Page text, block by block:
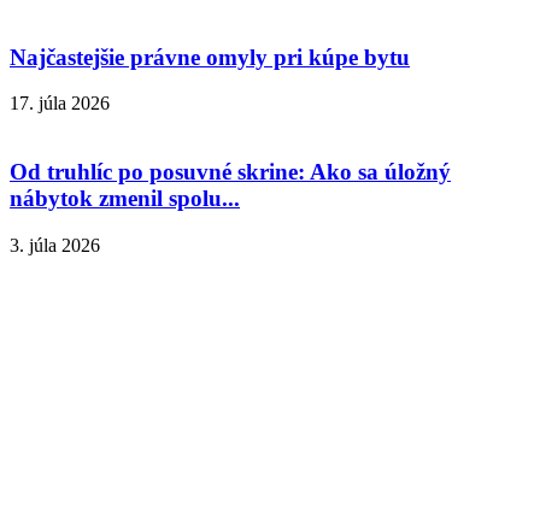
Najčastejšie právne omyly pri kúpe bytu
17. júla 2026
Od truhlíc po posuvné skrine: Ako sa úložný
nábytok zmenil spolu...
3. júla 2026